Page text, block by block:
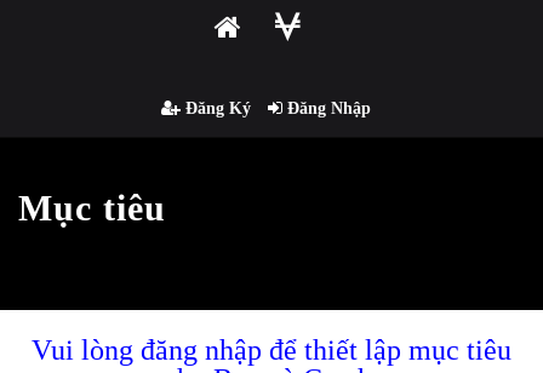
Đăng Ký Đăng Nhập
Mục tiêu
Vui lòng đăng nhập để thiết lập mục tiêu